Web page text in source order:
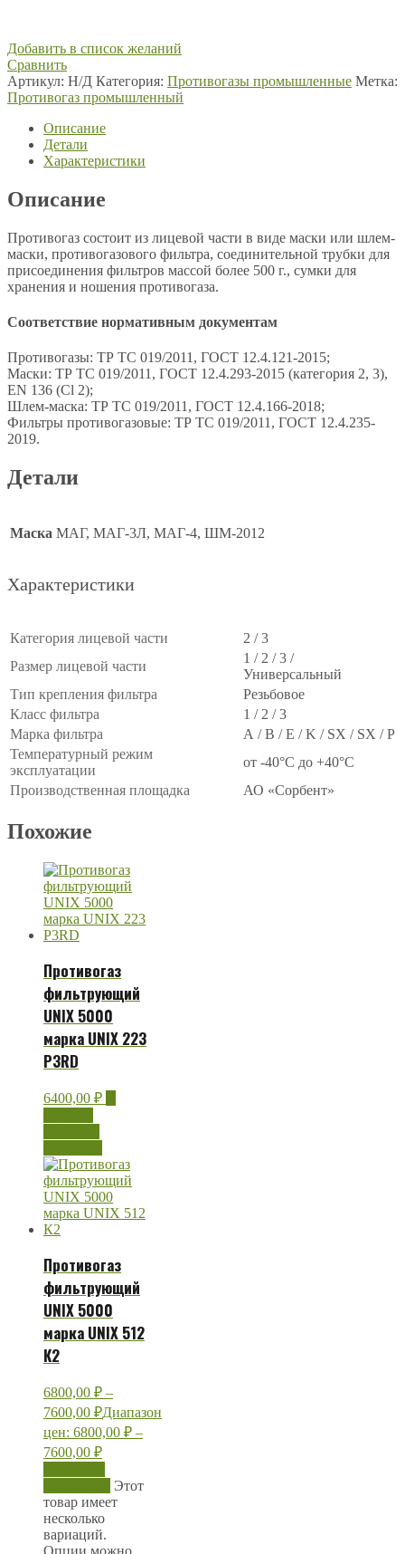
Добавить в список желаний
Сравнить
Артикул: Н/Д Категория: Противогазы промышленные Метка:
Противогаз промышленный
Описание
Детали
Характеристики
Описание
Противогаз состоит из лицевой части в виде маски или шлем-
маски, противогазового фильтра, соединительной трубки для
присоединения фильтров массой более 500 г., сумки для
хранения и ношения противогаза.
Соответствие нормативным документам
Противогазы: ТР ТС 019/2011, ГОСТ 12.4.121-2015;
Маски: ТР ТС 019/2011, ГОСТ 12.4.293-2015 (категория 2, 3),
EN 136 (Cl 2);
Шлем-маска: ТР ТС 019/2011, ГОСТ 12.4.166-2018;
Фильтры противогазовые: ТР ТС 019/2011, ГОСТ 12.4.235-
2019.
Детали
Маска МАГ, МАГ-3Л, МАГ-4, ШМ-2012
Характеристики
Категория лицевой части
2 / 3
Размер лицевой части
1 / 2 / 3 /
Универсальный
Тип крепления фильтра
Резьбовое
Класс фильтра
1 / 2 / 3
Марка фильтра
A / B / E / K / SX / SX / P
Температурный режим
эксплуатации
от -40°C до +40°C
Производственная площадка
АО «Сорбент»
Похожие
Противогаз
фильтрующий
UNIX 5000
марка UNIX 223
P3RD
6400,00 ₽
Противогаз
фильтрующий
UNIX 5000
марка UNIX 512
К2
6800,00 ₽ –
7600,00 ₽Диапазон
цен: 6800,00 ₽ –
7600,00 ₽
Этот
товар имеет
несколько
вариаций.
Опции можно